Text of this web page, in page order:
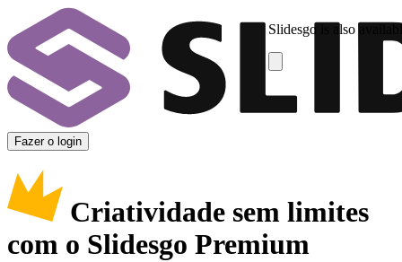
Slidesgo is also
Fazer o login
Criatividade sem limites
com o Slidesgo Premium